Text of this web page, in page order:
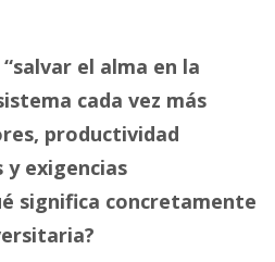
el alma en la
cada vez más
productividad
y exigencias
significa concretamente